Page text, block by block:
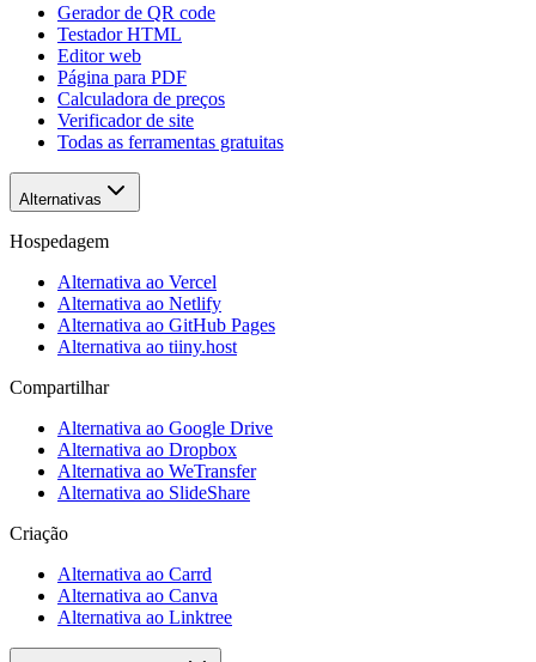
Gerador de QR code
Testador HTML
Editor web
Página para PDF
Calculadora de preços
Verificador de site
Todas as ferramentas gratuitas
Alternativas
Hospedagem
Alternativa ao Vercel
Alternativa ao Netlify
Alternativa ao GitHub Pages
Alternativa ao tiiny.host
Compartilhar
Alternativa ao Google Drive
Alternativa ao Dropbox
Alternativa ao WeTransfer
Alternativa ao SlideShare
Criação
Alternativa ao Carrd
Alternativa ao Canva
Alternativa ao Linktree